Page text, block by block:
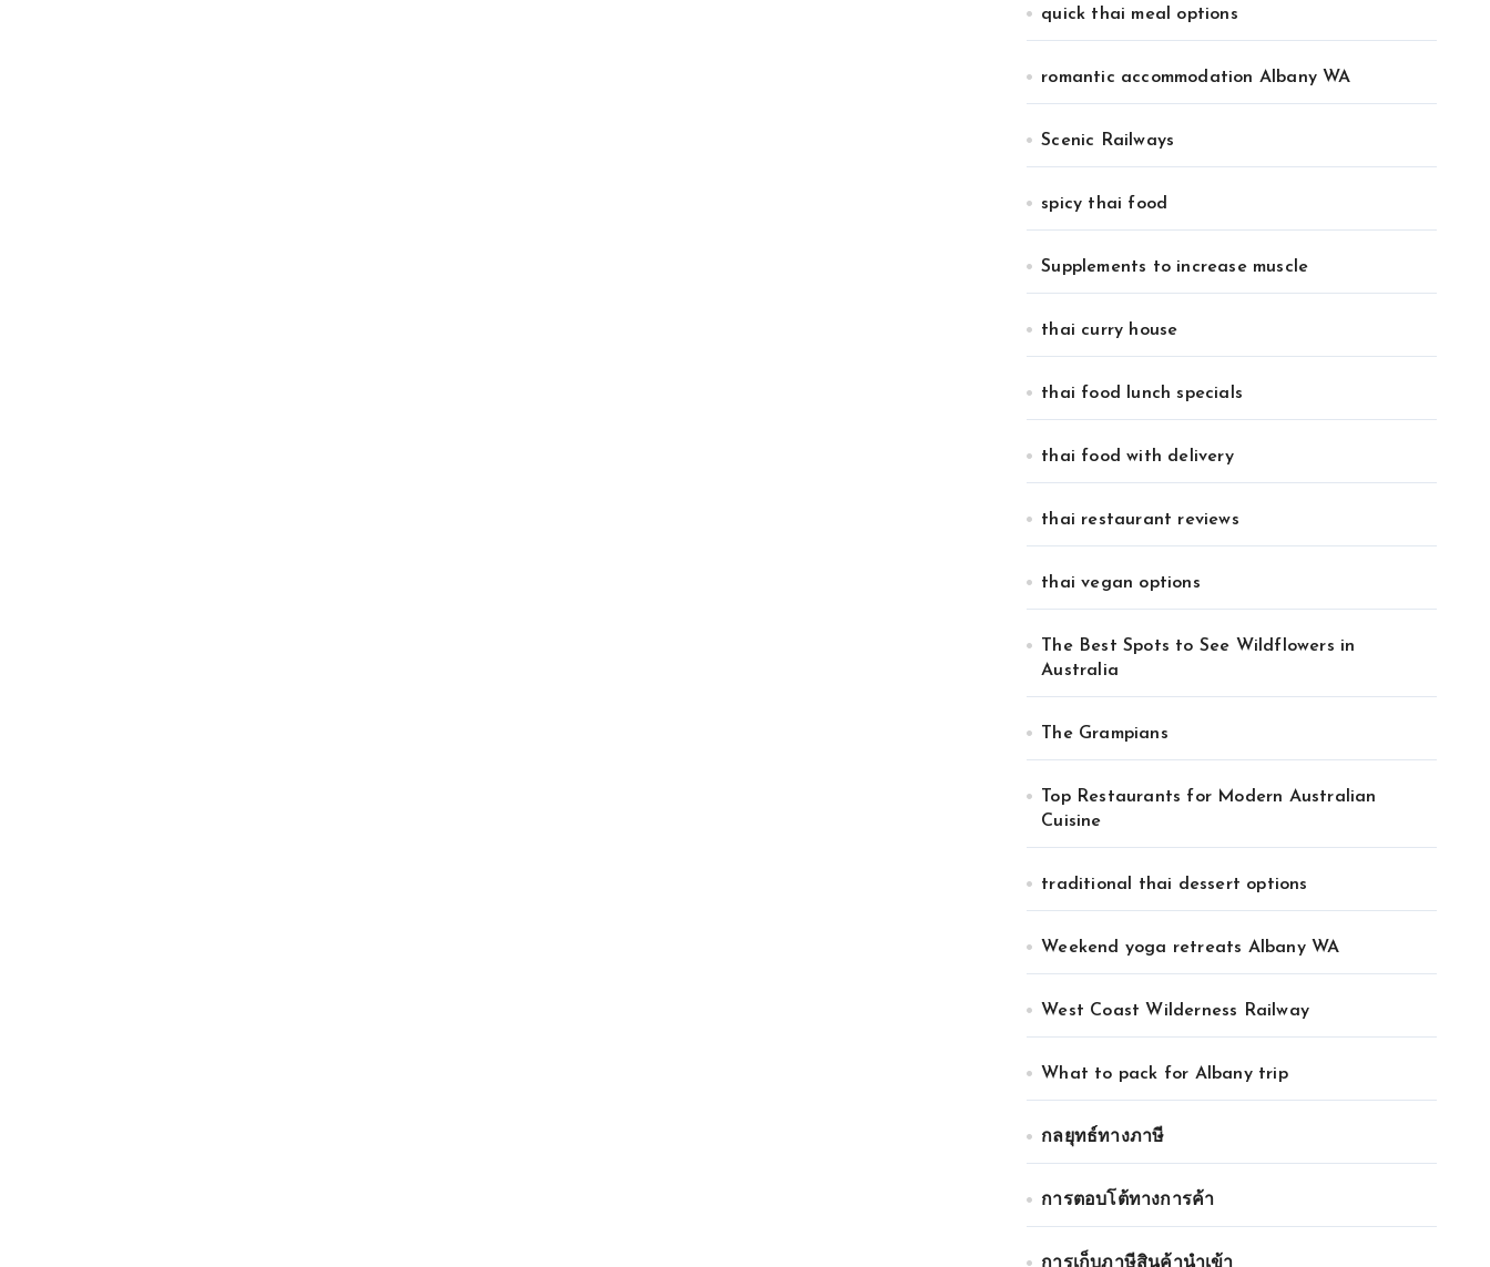
quick thai meal options
romantic accommodation Albany WA
Scenic Railways
spicy thai food
Supplements to increase muscle
thai curry house
thai food lunch specials
thai food with delivery
thai restaurant reviews
thai vegan options
The Best Spots to See Wildflowers in
Australia
The Grampians
Top Restaurants for Modern Australian
Cuisine
traditional thai dessert options
Weekend yoga retreats Albany WA
West Coast Wilderness Railway
What to pack for Albany trip
กลยุทธ์ทางภาษี
การตอบโต้ทางการค้า